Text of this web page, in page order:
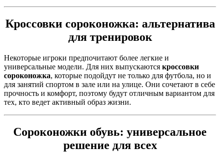
Кроссовки сороконожка: альтернатива
для тренировок
Некоторые игроки предпочитают более легкие и
универсальные модели. Для них выпускаются кроссовки
сороконожка, которые подойдут не только для футбола, но и
для занятий спортом в зале или на улице. Они сочетают в себе
прочность и комфорт, поэтому будут отличным вариантом для
тех, кто ведет активный образ жизни.
Сороконожки обувь: универсальное
решение для всех